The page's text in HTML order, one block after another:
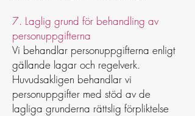
7. Laglig grund för behandling av
personuppgifterna
Vi behandlar personuppgifterna enligt
gällande lagar och regelverk.
Huvudsakligen behandlar vi
personuppgifter med stöd av de
lagliga grunderna rättslig förpliktelse